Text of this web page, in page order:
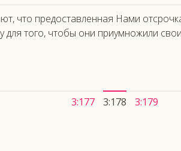
что предоставленная Нами
для того, чтобы они приумножили
3:177 3:178 3:179